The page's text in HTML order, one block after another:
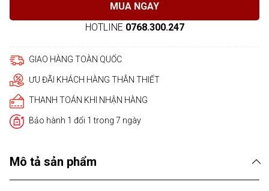
MUA NGAY
HOTLINE 0768.300.247
GIAO HÀNG TOÀN QUỐC
ƯU ĐÃI KHÁCH HÀNG THÂN THIẾT
THANH TOÁN KHI NHẬN HÀNG
Bảo hành 1 đổi 1 trong 7 ngày
Mô tả sản phẩm